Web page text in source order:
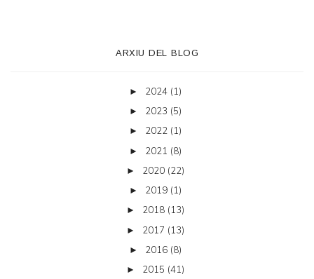
ARXIU DEL BLOG
► 2024 (1)
► 2023 (5)
► 2022 (1)
► 2021 (8)
► 2020 (22)
► 2019 (1)
► 2018 (13)
► 2017 (13)
► 2016 (8)
► 2015 (41)